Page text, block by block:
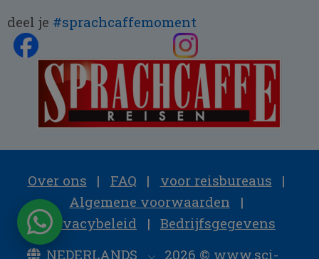
deel je #sprachcaffemoment
Over ons | FAQ | voor reisbureaus
|
Algemene voorwaarden
|
Privacybeleid
| Bedrijfsgegevens
NEDERLANDS
2026 © www.sci-